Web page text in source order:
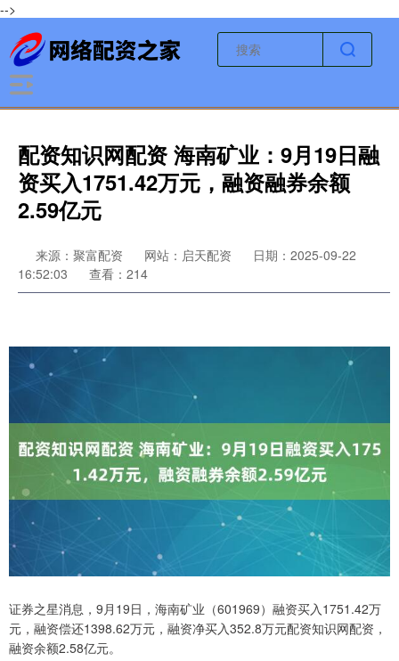
-->
配资知识网配资 海南矿业：9月19日融
资买入1751.42万元，融资融券余额
2.59亿元
来源：聚富配资 网站：启天配资
日期：2025-09-22
16:52:03
查看：214
证券之星消息，9月19日，海南矿业（601969）融资买入1751.42万
元，融资偿还1398.62万元，融资净买入352.8万元配资知识网配资，
融资余额2.58亿元。